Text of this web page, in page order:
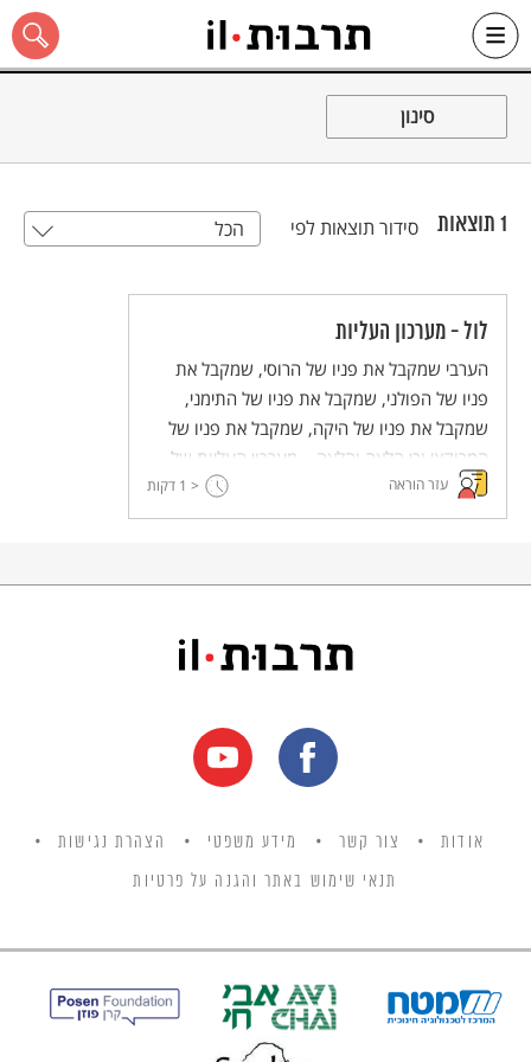
Skip
כל האתר
סינון
1 תוצאות סידור תוצאות לפי הכל
לול - מערכון העליות
הערבי שמקבל את פניו של הרוסי, שמקבל את
פניו של הפולני, שמקבל את פניו של התימני,
שמקבל את פניו של היקה, שמקבל את פניו של
המרוקאי וכן הלאה והלאה... מערכון העליות של
חבורת לול - קלאסיקה במיטיבה.
עזר הוראה < 1 דקות
אודות צור קשר מידע משפטי הצהרת נגישות
תנאי שימוש באתר והגנה על פרטיות